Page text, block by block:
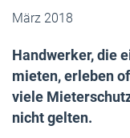
März 2018
Handwerker, die
mieten, erleben
viele
nicht gelten.